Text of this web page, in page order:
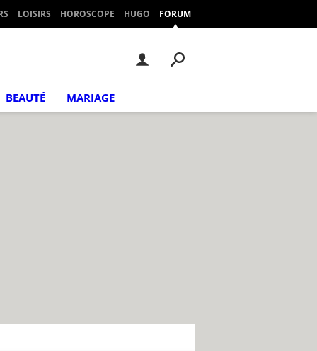
LOISIRS HOROSCOPE HUGO FORUM
BEAUTÉ MARIAGE